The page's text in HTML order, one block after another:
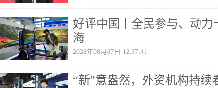
好评中国丨全民参与、动力
海
2026年08月07日 12:37:41
“新”意盎然，外资机构持续